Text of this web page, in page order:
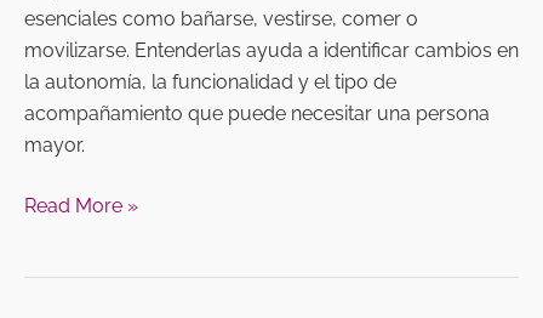
esenciales como bañarse, vestirse, comer o
movilizarse. Entenderlas ayuda a identificar cambios en
la autonomía, la funcionalidad y el tipo de
acompañamiento que puede necesitar una persona
mayor.
Read More »